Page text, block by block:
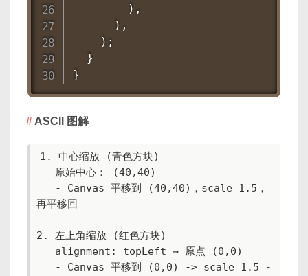
        ),
      ),
    );
  }
}
ASCII 图解
1. 中心缩放 (青色方块)
再平移回
2. 左上角缩放 (红色方块)